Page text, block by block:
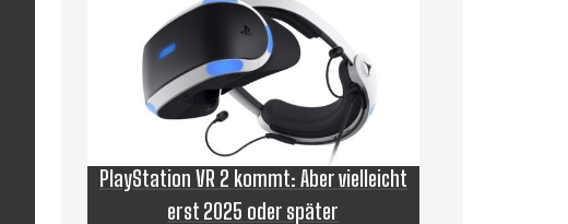
PlayStation VR 2 kommt: Aber vielleicht
erst 2025 oder später